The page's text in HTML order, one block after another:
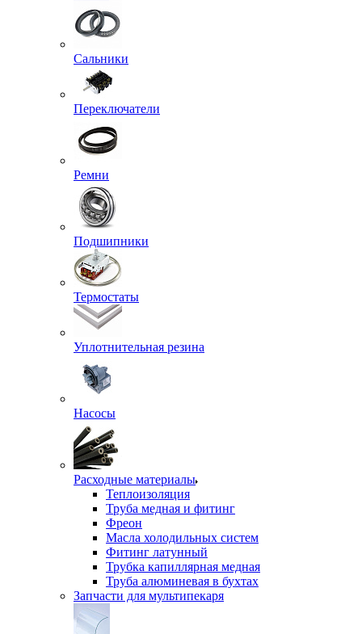
Сальники
Переключатели
Ремни
Подшипники
Термостаты
Уплотнительная резина
Насосы
Расходные материалы
Теплоизоляция
Труба медная и фитинг
Фреон
Масла холодильных систем
Фитинг латунный
Трубка капиллярная медная
Труба алюминевая в бухтах
Запчасти для мультипекаря